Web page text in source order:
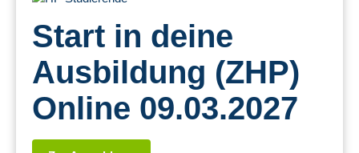
Start in deine
Ausbildung (ZHP)
Online 09.03.2027